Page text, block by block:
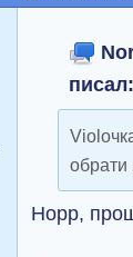
писал:
обрати
Норр,